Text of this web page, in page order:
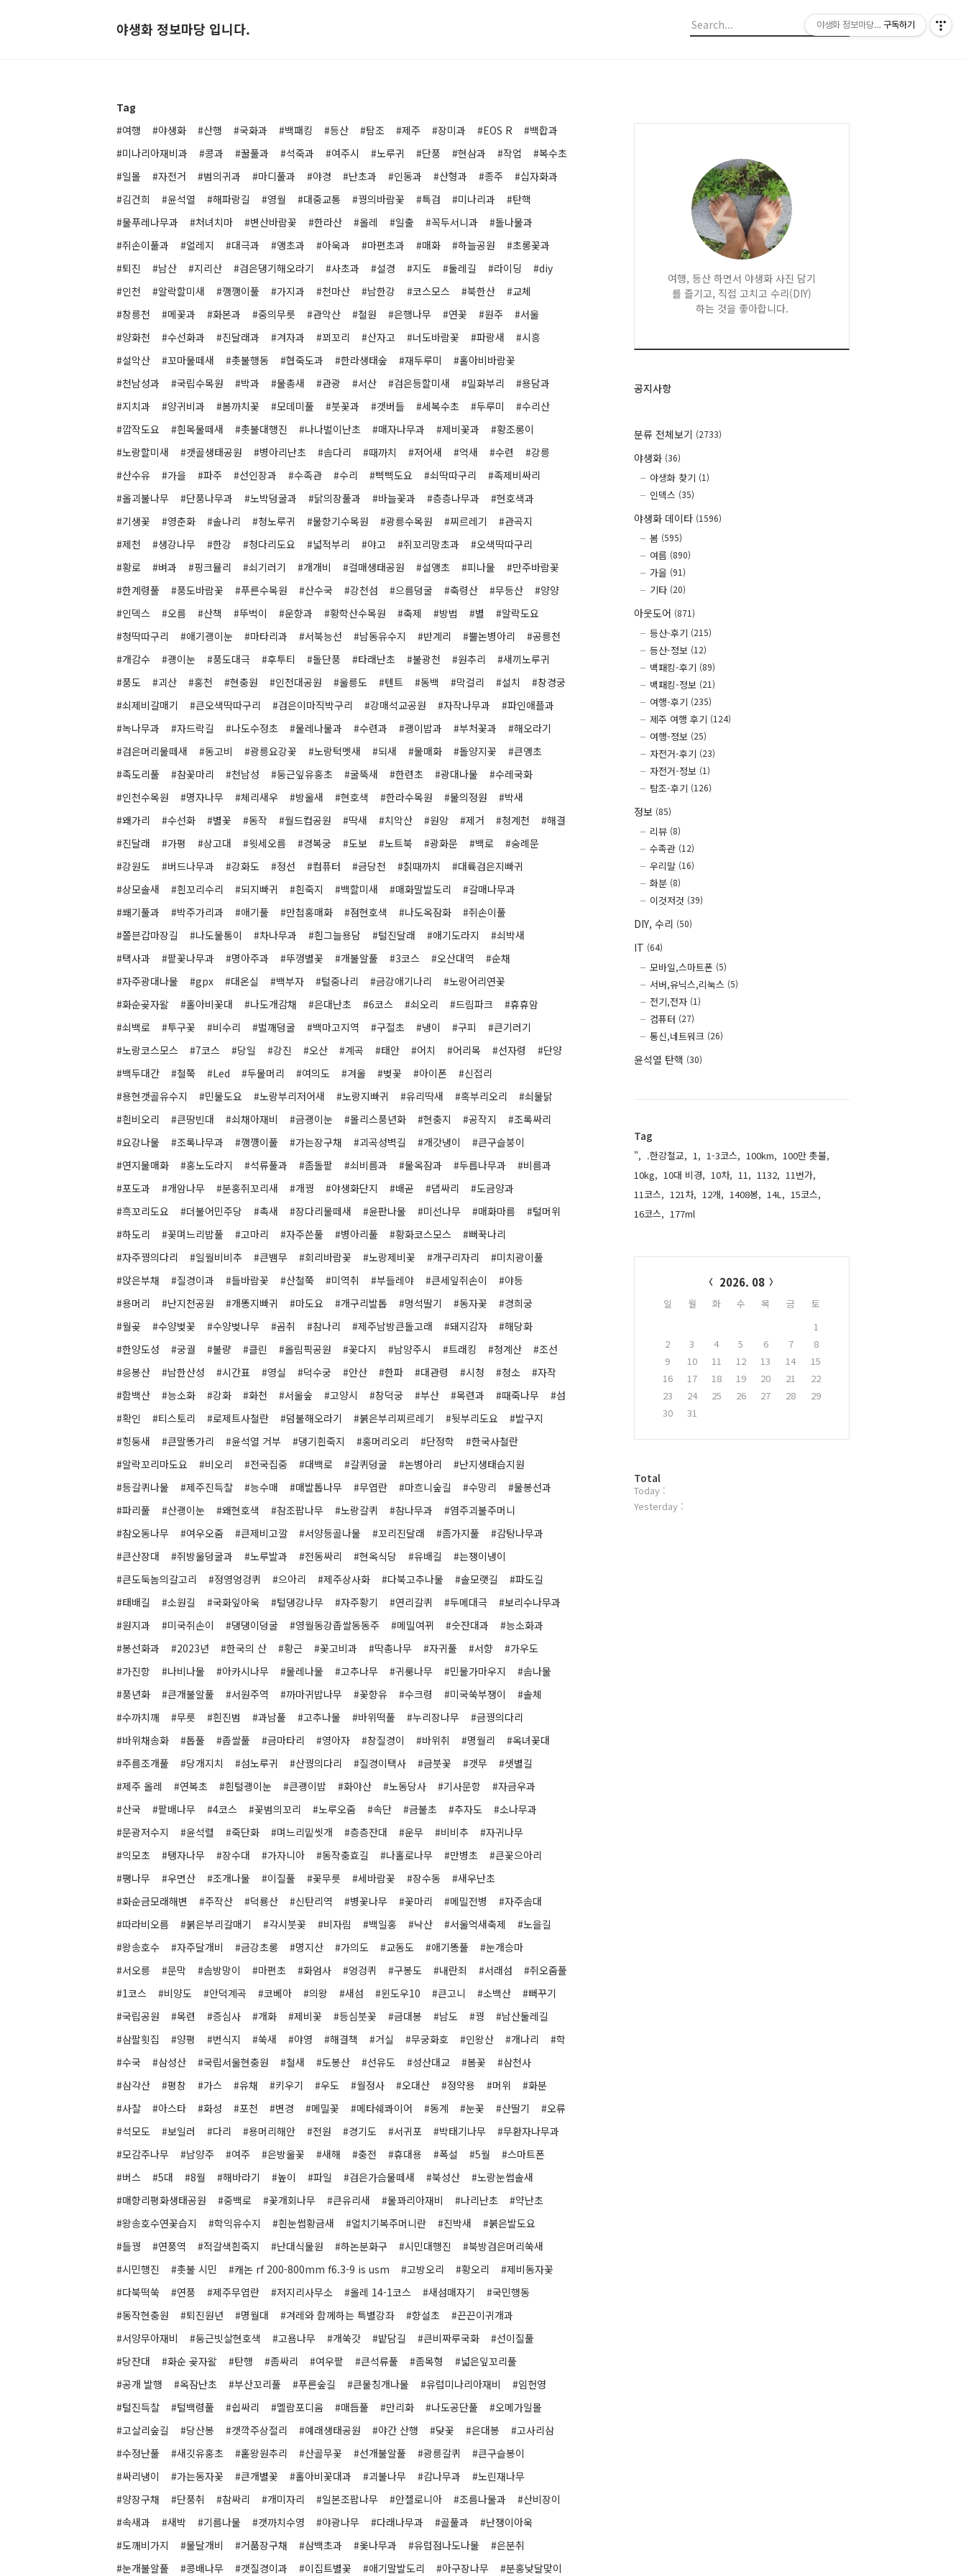
야생화 정보마당 입니다.
Tag
#여행
#야생화 #산행 #국화과 #백패킹 #등산 #탐조 #제주 #장미과 #EOS R
#백합과
#미나리아재비과
#콩과 #꿀풀과 #석죽과 #여주시 #노루귀 #단풍 #현삼과 #작업
#복수초
#일몰
#자전거 #범의귀과 #마디풀과 #야경 #난초과 #인동과 #산형과 #종주
#십자화과
#김건희
#윤석열 #해파랑길 #영월 #대중교통 #꿩의바람꽃 #특검 #미나리과
#탄핵
#물푸레나무과
#처녀치마 #변산바람꽃 #한라산 #올레 #일출 #꼭두서니과
#돌나물과
#쥐손이풀과
#얼레지 #대극과 #앵초과 #아욱과 #마편초과 #매화 #하늘공원
#초롱꽃과
#퇴진
#남산 #지리산 #검은댕기해오라기 #사초과 #설경 #지도 #둘레길 #라이딩
#diy
#인천
#알락할미새 #깽깽이풀 #가지과 #천마산 #남한강 #코스모스 #북한산
#교체
#창릉천
#메꽃과 #화본과 #중의무릇 #관악산 #철원 #은행나무 #연꽃 #원주
#서울
#양화천
#수선화과 #진달래과 #겨자과 #꾀꼬리 #산자고 #너도바람꽃 #파랑새
#시흥
#설악산
#꼬마물떼새 #촛불행동 #협죽도과 #한라생태숲 #재두루미
#홀아비바람꽃
#천남성과
#국립수목원 #박과 #물총새 #관광 #서산 #검은등할미새 #밀화부리
#용담과
#지치과
#양귀비과 #봄까치꽃 #모데미풀 #붓꽃과 #갯버들 #세복수초 #두루미
#수리산
#깝작도요
#흰목물떼새 #촛불대행진 #나나벌이난초 #매자나무과 #제비꽃과
#황조롱이
#노랑할미새
#갯골생태공원 #병아리난초 #솜다리 #때까치 #저어새 #억새 #수련
#강릉
#산수유
#가을 #파주 #선인장과 #수족관 #수리 #삑삑도요 #쇠딱따구리
#족제비싸리
#올괴불나무
#단풍나무과 #노박덩굴과 #닭의장풀과 #바늘꽃과 #층층나무과
#현호색과
#기생꽃
#영춘화 #솔나리 #청노루귀 #물향기수목원 #광릉수목원 #찌르레기
#관곡지
#제천
#생강나무 #한강 #청다리도요 #넓적부리 #야고 #쥐꼬리망초과
#오색딱따구리
#황로
#벼과 #핑크뮬리 #쇠기러기 #개개비 #걸매생태공원 #설앵초 #피나물
#만주바람꽃
#한계령풀
#풍도바람꽃 #푸른수목원 #산수국 #강천섬 #으름덩굴 #축령산 #무등산
#양양
#인덱스
#오름 #산책 #뚜벅이 #운향과 #황학산수목원 #축제 #방법 #별
#알락도요
#청딱따구리
#애기괭이눈 #마타리과 #서북능선 #남동유수지 #반계리 #뿔논병아리
#공릉천
#개감수
#괭이눈 #풍도대극 #후투티 #돌단풍 #타래난초 #불광천 #원추리
#새끼노루귀
#풍도
#괴산 #홍천 #현충원 #인천대공원 #울릉도 #텐트 #동백 #막걸리 #설치
#창경궁
#쇠제비갈매기
#큰오색딱따구리 #검은이마직박구리 #강매석교공원 #자작나무과
#파인애플과
#녹나무과
#자드락길 #나도수정초 #물레나물과 #수련과 #괭이밥과 #부처꽃과
#해오라기
#검은머리물떼새
#동고비 #광릉요강꽃 #노랑턱멧새 #되새 #물매화 #돌양지꽃
#큰앵초
#족도리풀
#참꽃마리 #천남성 #둥근잎유홍초 #굴뚝새 #한련초 #광대나물
#수레국화
#인천수목원
#명자나무 #체리새우 #방울새 #현호색 #한라수목원 #물의정원
#박새
#왜가리
#수선화 #별꽃 #동작 #월드컵공원 #딱새 #치악산 #원앙 #제거 #청계천
#해결
#진달래
#가평 #상고대 #윗세오름 #경복궁 #도보 #노트북 #광화문 #백로
#숭례문
#강원도
#버드나무과 #강화도 #정선 #컴퓨터 #금당천 #칡때까치
#대륙검은지빠귀
#상모솔새
#흰꼬리수리 #되지빠귀 #흰죽지 #백할미새 #매화말발도리
#갈매나무과
#쐐기풀과
#박주가리과 #애기풀 #만첩홍매화 #점현호색 #나도옥잠화
#쥐손이풀
#쫄븐갑마장길
#나도물통이 #차나무과 #흰그늘용담 #털진달래 #애기도라지
#쇠박새
#택사과
#팥꽃나무과 #명아주과 #뚜껑별꽃 #개불알풀 #3코스 #오산대역
#순채
#자주광대나물
#gpx #대온실 #백부자 #털중나리 #금강애기나리
#노랑어리연꽃
#화순곶자왈
#홀아비꽃대 #나도개감채 #은대난초 #6코스 #쇠오리 #드림파크
#휴휴암
#쇠백로
#투구꽃 #비수리 #벌깨덩굴 #백마고지역 #구절초 #냉이 #구피
#큰기러기
#노랑코스모스
#7코스 #당일 #강진 #오산 #계곡 #태안 #어치 #어리목 #선자령
#단양
#백두대간
#철쭉 #Led #두물머리 #여의도 #겨울 #벚꽃 #아이폰
#신접리
#용현갯골유수지
#민물도요 #노랑부리저어새 #노랑지빠귀 #유리딱새 #혹부리오리
#쇠물닭
#흰비오리
#큰땅빈대 #쇠채아재비 #금괭이눈 #몰리스풍년화 #현충지 #공작지
#조록싸리
#요강나물
#조록나무과 #깽꺵이풀 #가는장구채 #괴곡성벽길 #개갓냉이
#큰구슬붕이
#연지물매화
#홍노도라지 #석류풀과 #좀돌팥 #쇠비름과 #물옥잠과 #두릅나무과
#비름과
#포도과
#개암나무 #분홍쥐꼬리새 #개꿩 #야생화단지 #배곧 #댑싸리
#도금양과
#흑꼬리도요
#더불어민주당 #촉새 #장다리물떼새 #윤판나물 #미선나무 #매화마름
#털머위
#하도리
#꽃며느리밥풀 #고마리 #자주쓴풀 #병아리풀 #황화코스모스
#뻐꾹나리
#자주꿩의다리
#일월비비추 #큰뱀무 #회리바람꽃 #노랑제비꽃 #개구리자리
#미치광이풀
#앉은부채
#질경이과 #들바람꽃 #산철쭉 #미역취 #부들레야 #큰세잎쥐손이
#야등
#용머리
#난지천공원 #개똥지빠귀 #마도요 #개구리발톱 #멍석딸기 #동자꽃
#경희궁
#월곶
#수양벚꽃 #수양벚나무 #곰취 #참나리 #제주남방큰돌고래 #돼지감자
#해당화
#한양도성
#궁궐 #불량 #클린 #올림픽공원 #꽃다지 #남양주시 #트래킹 #청계산
#조선
#응봉산
#남한산성 #시간표 #영실 #덕수궁 #안산 #한파 #대관령 #시청 #청소
#자작
#함백산
#능소화 #강화 #화천 #서울숲 #고양시 #창덕궁 #부산 #목련과 #때죽나무
#섬
#확인
#티스토리 #로제트사철란 #덤불해오라기 #붉은부리찌르레기 #뒷부리도요
#발구지
#힝둥새
#큰말똥가리 #윤석열 거부 #댕기흰죽지 #홍머리오리 #단정학
#한국사철란
#알락꼬리마도요
#비오리 #전국집중 #대백로 #갈퀴덩굴 #논병아리
#난지생태습지원
#등갈퀴나물
#제주진득찰 #능수매 #매발톱나무 #무엽란 #마흐니숲길 #수망리
#물봉선과
#파리풀
#산괭이눈 #왜현호색 #참조팝나무 #노랑갈퀴 #참나무과
#염주괴불주머니
#참오동나무
#여우오줌 #큰제비고깔 #서양등골나물 #꼬리진달래 #좀가지풀
#감탕나무과
#큰산장대
#쥐방울덩굴과 #노루발과 #전동싸리 #현옥식당 #유배길
#는쟁이냉이
#큰도둑놈의갈고리
#정영엉겅퀴 #으아리 #제주상사화 #다북고추나물 #솔모랫길
#파도길
#태배길
#소원길 #국화잎아욱 #털댕강나무 #자주황기 #연리갈퀴 #두메대극
#보리수나무과
#원지과
#미국쥐손이 #댕댕이덩굴 #영월동강좁쌀동동주 #메밀여뀌 #숫잔대과
#능소화과
#봉선화과
#2023년 #한국의 산 #황근 #꽃고비과 #딱총나무 #자귀풀 #서향
#가우도
#가진항
#나비나물 #아카시나무 #물레나물 #고추나무 #귀룽나무 #민물가마우지
#솜나물
#풍년화
#큰개불알풀 #서원주역 #까마귀밥나무 #꽃향유 #수크령 #미국쑥부쟁이
#솔체
#수까치깨
#무릇 #흰진범 #과남풀 #고추나물 #바위떡풀 #누리장나무
#금꿩의다리
#바위채송화
#톱풀 #좁쌀풀 #금마타리 #영아자 #창질경이 #바위취 #명월리
#옥녀꽃대
#주름조개풀
#당개지치 #섬노루귀 #산꿩의다리 #질경이택사 #금붓꽃 #갯무
#샛별길
#제주 올레
#연복초 #흰털괭이눈 #큰괭이밥 #화야산 #노동당사 #기사문항
#자금우과
#산국
#팥배나무 #4코스 #꽃범의꼬리 #노루오줌 #속단 #금불초 #추자도
#소나무과
#문광저수지
#윤석렬 #죽단화 #며느리밑씻개 #층층잔대 #운무 #비비추
#자귀나무
#익모초
#탱자나무 #장수대 #가자니아 #동작충효길 #나홀로나무 #만병초
#큰꽃으아리
#팽나무
#우면산 #조개나물 #이질풀 #꽃무릇 #세바람꽃 #장수동
#새우난초
#화순금모래해변
#주작산 #덕룡산 #신탄리역 #병꽃나무 #꽃마리 #메밀전병
#자주솜대
#따라비오름
#붉은부리갈매기 #각시붓꽃 #비자림 #백일홍 #낙산 #서울억새축제
#노을길
#왕송호수
#자주달개비 #금강초롱 #명지산 #가의도 #교동도 #애기똥풀
#눈개승마
#서오릉
#문막 #솜방망이 #마편초 #화엄사 #엉겅퀴 #구봉도 #내란죄 #서래섬
#쥐오줌풀
#1코스
#비양도 #안덕계곡 #코베아 #의왕 #새섬 #윈도우10 #큰고니 #소백산
#뻐꾸기
#국립공원
#목련 #증심사 #개화 #제비꽃 #등심붓꽃 #금대봉 #남도 #꿩
#남산둘레길
#삼팔횟집
#양평 #번식지 #쑥새 #야영 #해결책 #거실 #무궁화호 #인왕산 #개나리
#학
#수국
#삼성산 #국립서울현충원 #철새 #도봉산 #선유도 #성산대교 #봄꽃
#삼천사
#삼각산
#평창 #가스 #유채 #키우기 #우도 #월정사 #오대산 #정약용 #머위
#화분
#사찰
#아스타 #화성 #포천 #변경 #메밀꽃 #메타쉐콰이어 #동계 #눈꽃 #산딸기
#오류
#석모도
#보일러 #다리 #용머리해안 #전원 #경기도 #서귀포 #박태기나무
#무환자나무과
#모감주나무
#남양주 #여주 #은방울꽃 #새해 #충전 #휴대용 #폭설 #5월
#스마트폰
#버스
#5대 #8월 #해바라기 #높이 #파일 #검은가슴물떼새 #북성산
#노랑눈썹솔새
#매향리평화생태공원
#중백로 #꽃개회나무 #큰유리새 #물꽈리아재비 #나리난초
#약난초
#왕송호수연꽃습지
#학익유수지 #흰눈썹황금새 #얼치기복주머니란 #진박새
#붉은발도요
#들꿩
#연풍역 #적갈색흰죽지 #난대식물원 #하논분화구 #시민대행진
#북방검은머리쑥새
#시민행진
#촛불 시민 #캐논 rf 200-800mm f6.3-9 is usm #고방오리 #황오리
#제비동자꽃
#다북떡쑥
#연풍 #제주무엽란 #저지리사무소 #올레 14-1코스 #새섬매자기
#국민행동
#동작현충원
#퇴진원년 #명월대 #겨레와 함께하는 특별강좌 #향설초
#끈끈이귀개과
#서양무아재비
#둥근빗살현호색 #고욤나무 #개쑥갓 #밭담길 #큰비짜루국화
#선이질풀
#당잔대
#화순 곶자왈 #탄행 #좀싸리 #여우팥 #큰석류풀 #좀목형
#넓은잎꼬리풀
#공개 발행
#옥잠난초 #부산꼬리풀 #푸른숲길 #큰물칭개나물 #유럽미나리아재비
#임헌영
#털진득찰
#털백령풀 #쉽싸리 #멜람포디움 #매듭풀 #만리화 #나도공단풀
#오메가일몰
#고살리숲길
#당산봉 #갯깍주상절리 #예래생태공원 #야간 산행 #닺꽃 #은대봉
#고사리삼
#수정난풀
#새깃유홍초 #홑왕원추리 #산골무꽃 #선개불알풀 #광릉갈퀴
#큰구슬봉이
#싸리냉이
#가는동자꽃 #큰개별꽃 #홀아비꽃대과 #괴불나무 #감나무과
#노린재나무
#양장구채
#단풍취 #참싸리 #개미자리 #일본조팝나무 #안젤로니아 #조름나물과
#산비장이
#속새과
#새박 #기름나물 #갯까치수영 #야광나무 #다래나무과 #골풀과
#난쟁이아욱
#도깨비가지
#물달개비 #거품장구채 #삼백초과 #옻나무과 #유럽점나도나물
#은분취
#눈개불알풀
#콩배나무 #갯질경이과 #이집트별꽃 #애기말발도리 #아구장나무 #분홍낮달맞이
여행, 등산 하면서 야생화 사진 담기
를 즐기고, 직접 고치고 수리(DIY)
하는 것을 좋아합니다.
공지사항
분류 전체보기 (2733)
야생화 (36)
야생화 찾기 (1)
인덱스 (35)
야생화 데이타 (1596)
봄 (595)
여름 (890)
가을 (91)
기타 (20)
아웃도어 (871)
등산-후기 (215)
등산-정보 (12)
백패킹-후기 (89)
백패킹-정보 (21)
여행-후기 (235)
제주 여행 후기 (124)
여행-정보 (25)
자전거-후기 (23)
자전거-정보 (1)
탐조-후기 (126)
정보 (85)
리뷰 (8)
수족관 (12)
우리말 (16)
화분 (8)
이것저것 (39)
DIY, 수리 (50)
IT (64)
모바일,스마트폰 (5)
서버,유닉스,리눅스 (5)
전기,전자 (1)
컴퓨터 (27)
통신,네트워크 (26)
윤석열 탄핵 (30)
Tag
", .한강철교, 1, 1-3코스, 100km, 100만 촛불,
10kg, 10대 비경, 10차, 11, 1132, 11번가,
11코스, 121차, 12개, 1408봉, 14L, 15코스,
16코스, 177ml,
2026. 08
일 월 화 수 목 금
토
1
2
3 4 5 6 7
8
9
10 11 12 13 14
15
16
17 18 19 20 21
22
23
24 25 26 27 28
29
30
31
방
문
자
Total
Today :
Yesterday :
야생화 정보마당 입니다.
구독하기